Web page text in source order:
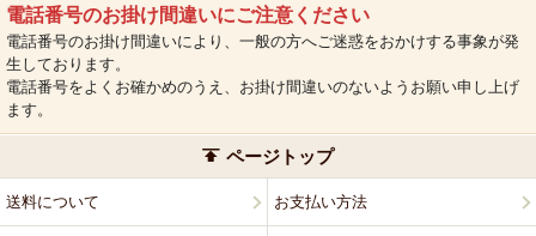
電話番号のお掛け間違いにご注意ください
電話番号のお掛け間違いにより、一般の方へご迷惑をおかけする事象が発
生しております。
電話番号をよくお確かめのうえ、お掛け間違いのないようお願い申し上げ
ます。
ページトップ
送料について お支払い方法